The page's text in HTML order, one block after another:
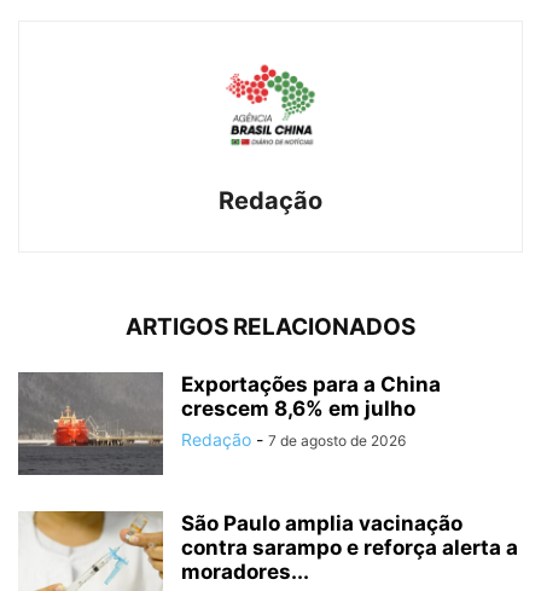
Redação
ARTIGOS RELACIONADOS
Exportações para a China
crescem 8,6% em julho
Redação - 7 de agosto de 2026
São Paulo amplia vacinação
contra sarampo e reforça alerta a
moradores...